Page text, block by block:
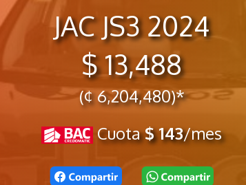
JAC JS3 2024
$ 13,488
(¢ 6,204,480)*
Cuota$ 143/mes